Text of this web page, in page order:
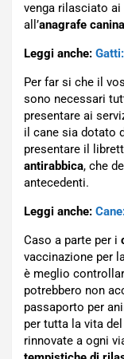
venga rilasciato
all’anagrafe canina
Leggi anche:
Per far si che il
sono necessari
presentare ai
il cane sia dotato
presentare il
antirabbica, che
antecedenti.
Leggi anche:
Caso a parte per i
vaccinazione per
è meglio
potrebbero non
passaporto per
per tutta la vita
rinnovate a ogni